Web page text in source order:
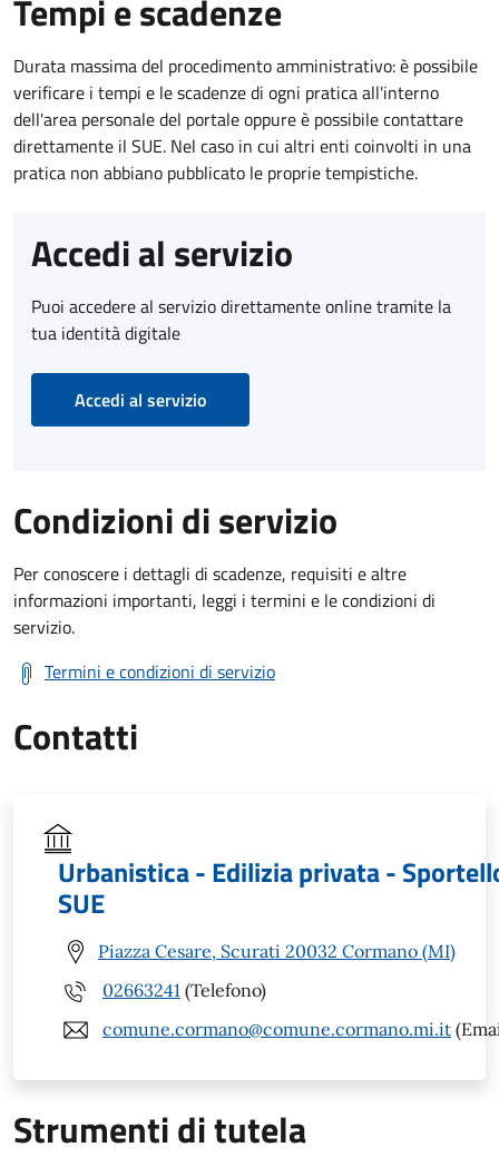
Tempi e scadenze
Durata massima del procedimento amministrativo: è possibile
verificare i tempi e le scadenze di ogni pratica all'interno
dell'area personale del portale oppure è possibile contattare
direttamente il SUE. Nel caso in cui altri enti coinvolti in una
pratica non abbiano pubblicato le proprie tempistiche.
Accedi al servizio
Puoi accedere al servizio direttamente online tramite la
tua identità digitale
Accedi al servizio
Condizioni di servizio
Per conoscere i dettagli di scadenze, requisiti e altre
informazioni importanti, leggi i termini e le condizioni di
servizio.
Termini e condizioni di servizio
Contatti
Urbanistica - Edilizia privata -
SUE
Piazza Cesare, Scurati 20032 Cormano (MI)
02663241 (Telefono)
comune.cormano@comune.cormano.mi.it
Strumenti di tutela